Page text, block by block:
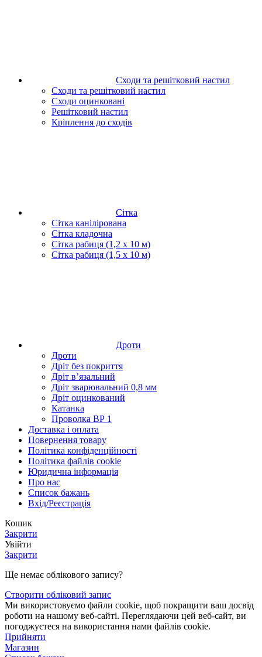
Сходи та решітковий настил
Сходи та решітковий настил
Сходи оцинковані
Решітковий настил
Кріплення до сходів
Сітка
Сітка канілірована
Сітка кладочна
Сітка рабиця (1,2 x 10 м)
Сітка рабиця (1,5 x 10 м)
Дроти
Дроти
Дріт без покриття
Дріт в’язальний
Дріт зварювальний 0,8 мм
Дріт оцинкований
Катанка
Проволка ВР 1
Доставка і оплата
Повернення товару
Політика конфіденційності
Політика файлів cookie
Юридична інформація
Про нас
Список бажань
Вхід/Реєстрація
Кошик
Закрити
Увійти
Закрити
Ще немає облікового запису?
Створити обліковий запис
Ми використовуємо файли cookie, щоб покращити ваш досвід
роботи на нашому веб-сайті. Переглядаючи цей веб-сайт, ви
погоджуєтеся на використання нами файлів cookie.
Прийняти
Магазин